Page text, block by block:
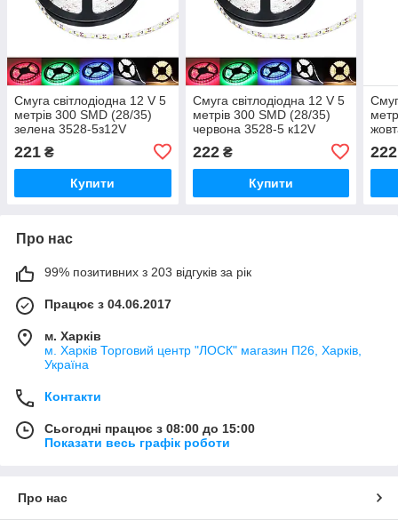
Смуга світлодіодна 12 V 5
метрів 300 SMD (28/35)
зелена 3528-5з12V
221 ₴
Купити
Смуга світлодіодна 12 V 5
метрів 300 SMD (28/35)
червона 3528-5 к12V
222₴
Купити
222
Про нас
99% позитивних з 203 відгуків за рік
Працює з 04.06.2017
м. Харків
м. Харків Торговий центр "ЛОСК" магазин П26, Харків,
Україна
Контакти
Сьогодні працює з 08:00 до 15:00
Показати весь графік роботи
Про нас